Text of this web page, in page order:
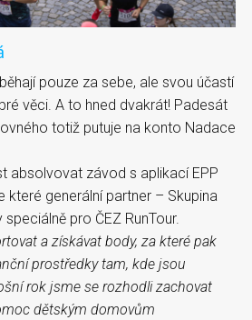
pouze za sebe, ale svou účastí
věci. A to hned dvakrát! Padesát
totiž putuje na konto Nadace
absolvovat závod s aplikací EPP
které generální partner – Skupina
pro ČEZ RunTour.
a získávat body, za které pak
prostředky tam, kde jsou
rok jsme se rozhodli zachovat
dětským domovům